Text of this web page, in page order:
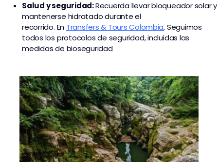
Salud y seguridad:Recuerda llevar bloqueador solar y
mantenerse hidratado durante el
recorrido. En Transfers & Tours Colombia,Seguimos
todos los protocolos de seguridad, incluidas las
medidas de bioseguridad